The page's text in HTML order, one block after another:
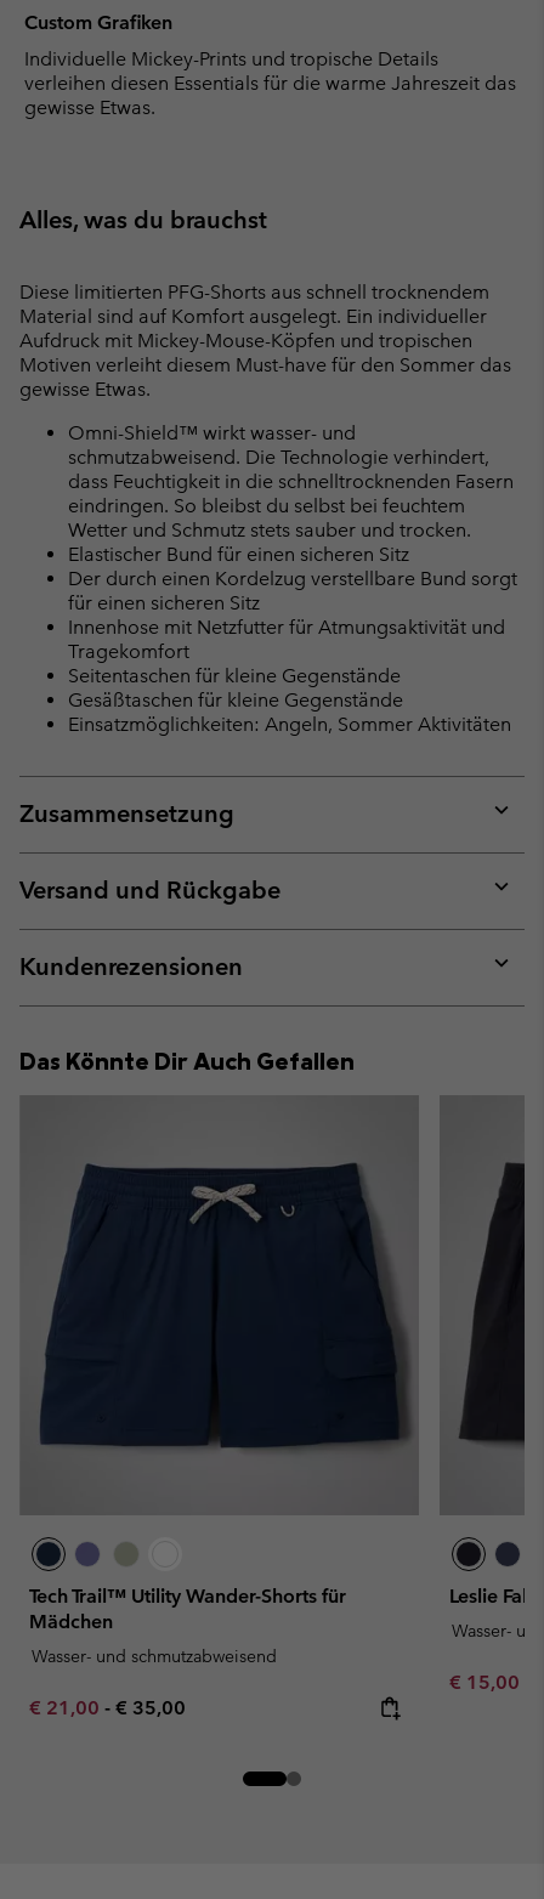
Custom Grafiken
Individuelle Mickey-Prints und tropische Details
verleihen diesen Essentials für die warme Jahreszeit das
gewisse Etwas.
Alles, was du brauchst
Diese limitierten PFG-Shorts aus schnell trocknendem
Material sind auf Komfort ausgelegt. Ein individueller
Aufdruck mit Mickey-Mouse-Köpfen und tropischen
Motiven verleiht diesem Must-have für den Sommer das
gewisse Etwas.
Omni-Shield™ wirkt wasser- und
schmutzabweisend. Die Technologie verhindert,
dass Feuchtigkeit in die schnelltrocknenden Fasern
eindringen. So bleibst du selbst bei feuchtem
Wetter und Schmutz stets sauber und trocken.
Elastischer Bund für einen sicheren Sitz
Der durch einen Kordelzug verstellbare Bund sorgt
für einen sicheren Sitz
Innenhose mit Netzfutter für Atmungsaktivität und
Tragekomfort
Seitentaschen für kleine Gegenstände
Gesäßtaschen für kleine Gegenstände
Einsatzmöglichkeiten: Angeln, Sommer Aktivitäten
Zusammensetzung
or
Versand und Rückgabe
or
Kundenrezensionen
or
Das Könnte Dir Auch Gefallen
Tech Trail™ Utility Wander-Shorts für
Mädchen
Wasser- und schmutzabweisend
Minimum sale price:
€ 21,00 - Maximum price:
€ 35,00
Leslie
Wasser-
Minimum
€ 15,00